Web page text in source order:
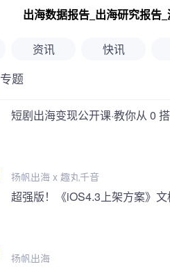
出海数据报告_出海研究报告
资讯 快讯
专题
短剧出海变现公开课·教你从 0
扬帆出海 x 趣丸千音
扬帆出海